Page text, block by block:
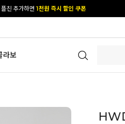
단독] 앱 다운받고2% 결제 할인 받기
라보